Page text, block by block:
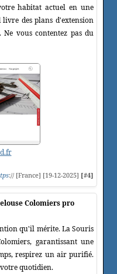
habitat actuel en une
des plans d'extension
vous contentez pas du
:// [France] [19-12-2025] [#4]
Colomiers pro
qu'il mérite. La Souris
garantissant une
respirez un air purifié.
quotidien.